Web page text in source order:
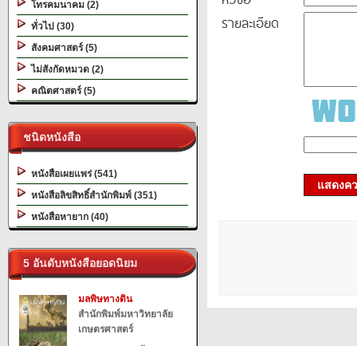
โทรคมนาคม (2)
ทั่วไป (30)
สังคมศาสตร์ (5)
ไม่สังกัดหมวด (2)
คณิตศาสตร์ (5)
ชนิดหนังสือ
หนังสือเผยแพร่ (541)
หนังสือลิขสิทธิ์สำนักพิมพ์ (351)
หนังสือหายาก (40)
5 อันดับหนังสือยอดนิยม
มลพิษทางดิน
สำนักพิมพ์มหาวิทยาลัย
เกษตรศาสตร์
รายละเอียด
แสดงค